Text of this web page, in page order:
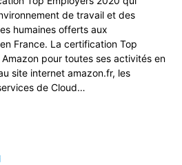
de travail et des
humaines offerts aux
France. La certification Top
pour toutes ses activités en
site internet amazon.fr, les
de Cloud…